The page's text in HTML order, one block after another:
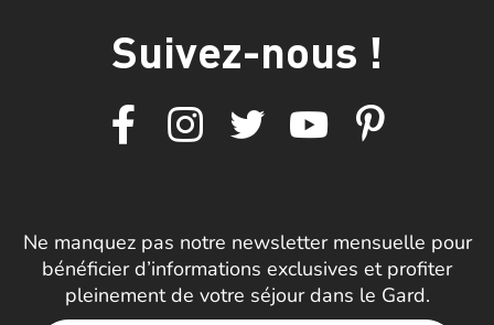
Suivez-nous !
Ne manquez pas notre newsletter mensuelle pour
bénéficier d’informations exclusives et profiter
pleinement de votre séjour dans le Gard.